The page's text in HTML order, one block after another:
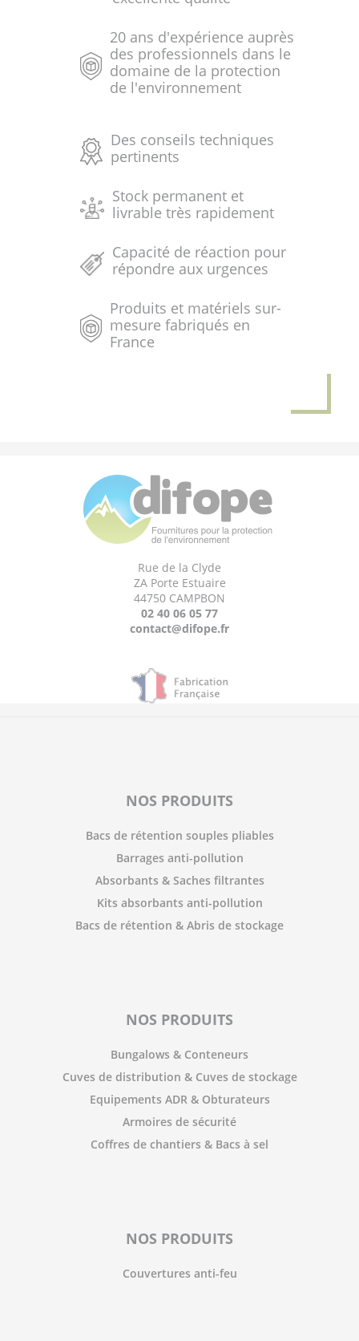
20 ans d'expérience auprès
des professionnels dans le
domaine de la protection
de l'environnement
Des conseils techniques
pertinents
Stock permanent et
livrable très rapidement
Capacité de réaction pour
répondre aux urgences
Produits et matériels sur-
mesure fabriqués en
France
Rue de la Clyde
ZA Porte Estuaire
44750 CAMPBON
02 40 06 05 77
contact@difope.fr
NOS PRODUITS
Bacs de rétention souples pliables
Barrages anti-pollution
Absorbants & Saches filtrantes
Kits absorbants anti-pollution
Bacs de rétention & Abris de stockage
NOS PRODUITS
Bungalows & Conteneurs
Cuves de distribution & Cuves de stockage
Equipements ADR & Obturateurs
Armoires de sécurité
Coffres de chantiers & Bacs à sel
NOS PRODUITS
Couvertures anti-feu